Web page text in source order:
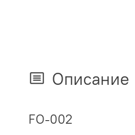
Описание
FO-002